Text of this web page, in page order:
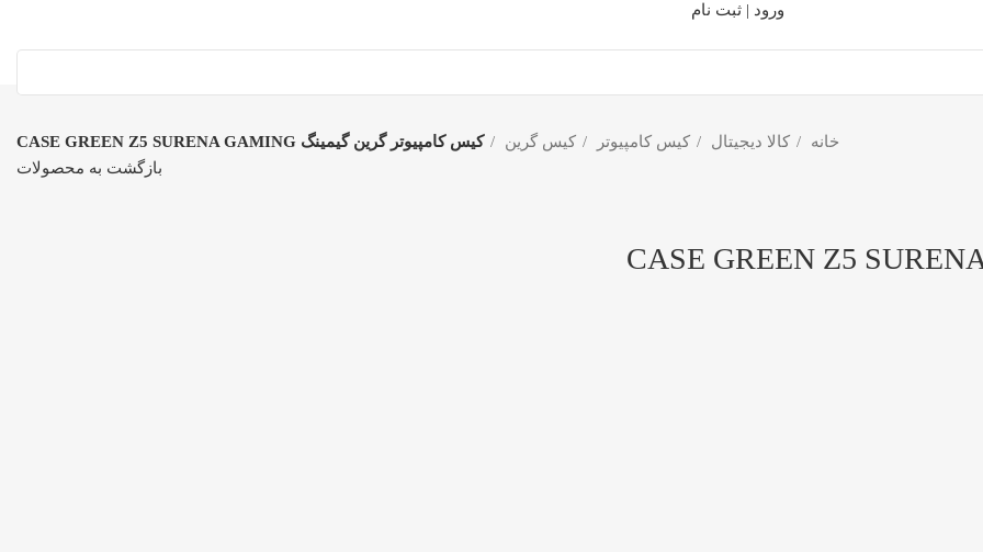
ورود | ثبت نام
خانه
کالا دیجیتال کیس کامپیوتر کیس گرین
کیس کامپیوتر گرین گیمینگ CASE GREEN Z5 SURENA GAMING
بازگشت به محصولات